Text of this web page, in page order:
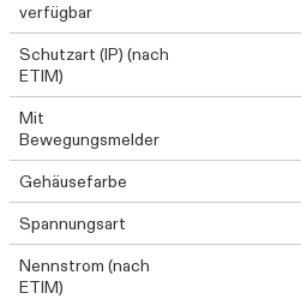
verfügbar
Schutzart (IP) (nach
ETIM)
Mit
Bewegungsmelder
Gehäusefarbe
Spannungsart
Nennstrom (nach
ETIM)